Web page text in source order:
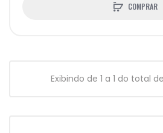
COMPRAR
Exibindo de 1 a 1 do total